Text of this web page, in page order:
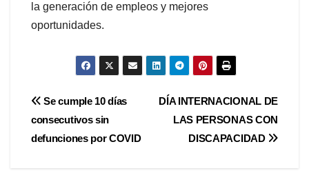
la generación de empleos y mejores
oportunidades.
Navegación
de
DÍA INTERNACIONAL DE
LAS PERSONAS CON
DISCAPACIDAD
Se cumple 10 días
consecutivos sin
defunciones por COVID